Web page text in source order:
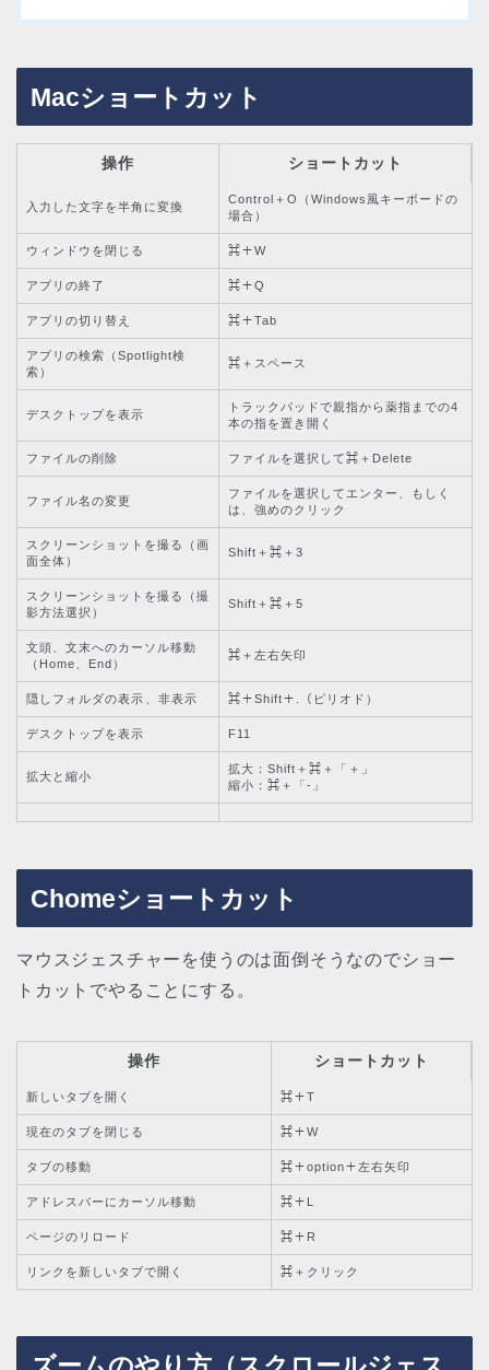
Macショートカット
操作 ショートカット
入力した文字を半角に変換
Control＋O（Windows風キーボードの
場合）
ウィンドウを閉じる ⌘＋W
アプリの終了 ⌘＋Q
アプリの切り替え ⌘＋Tab
アプリの検索（Spotlight検
索）
⌘＋スペース
デスクトップを表示
トラックパッドで親指から薬指までの4
本の指を置き開く
ファイルの削除 ファイルを選択して⌘＋Delete
ファイル名の変更
ファイルを選択してエンター、もしく
は、強めのクリック
スクリーンショットを撮る（画
面全体）
Shift＋⌘＋3
スクリーンショットを撮る（撮
影方法選択）
Shift＋⌘＋5
文頭、文末へのカーソル移動
（Home、End）
⌘＋左右矢印
隠しフォルダの表示、非表示 ⌘＋Shift＋.（ピリオド）
デスクトップを表示 F11
拡大と縮小
拡大：Shift＋⌘＋「＋」
縮小：⌘＋「-」
Chomeショートカット
マウスジェスチャーを使うのは面倒そうなのでショー
トカットでやることにする。
操作 ショートカット
新しいタブを開く ⌘＋T
現在のタブを閉じる ⌘＋W
タブの移動 ⌘＋option＋左右矢印
アドレスバーにカーソル移動 ⌘＋L
ページのリロード ⌘＋R
リンクを新しいタブで開く ⌘＋クリック